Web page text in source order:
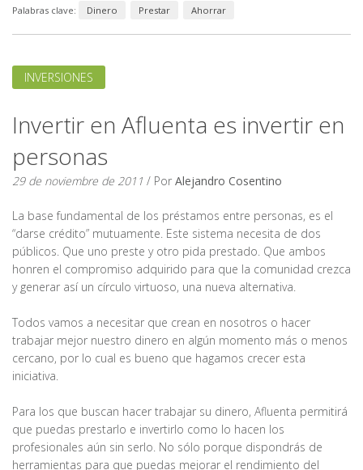
Palabras clave: Dinero Prestar Ahorrar
INVERSIONES
Invertir en Afluenta es invertir en
personas
29 de noviembre de 2011 / Por Alejandro Cosentino
La base fundamental de los préstamos entre personas, es el
“darse crédito” mutuamente. Este sistema necesita de dos
públicos. Que uno preste y otro pida prestado. Que ambos
honren el compromiso adquirido para que la comunidad crezca
y generar así un círculo virtuoso, una nueva alternativa.
Todos vamos a necesitar que crean en nosotros o hacer
trabajar mejor nuestro dinero en algún momento más o menos
cercano, por lo cual es bueno que hagamos crecer esta
iniciativa.
Para los que buscan hacer trabajar su dinero, Afluenta permitirá
que puedas prestarlo e invertirlo como lo hacen los
profesionales aún sin serlo. No sólo porque dispondrás de
herramientas para que puedas mejorar el rendimiento del